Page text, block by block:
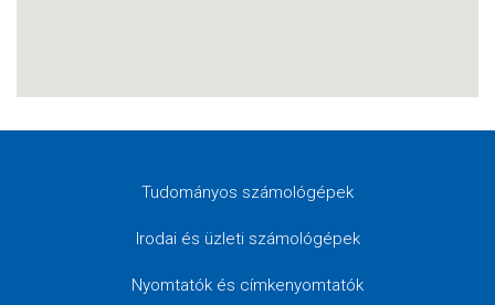
Tudományos számológépek
Irodai és üzleti számológépek
Nyomtatók és címkenyomtatók